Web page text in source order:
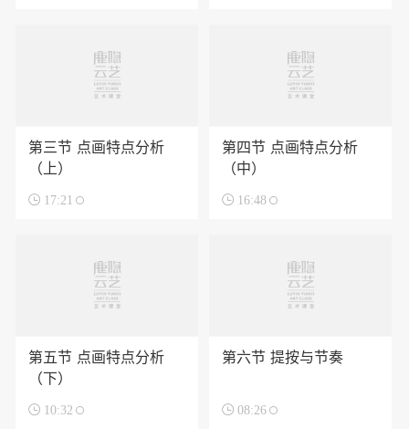
第三节 点画特点分析
（上）
 17:21
第四节 点画特点分析
（中）
 16:48
第五节 点画特点分析
（下）
 10:32
第六节 提按与节奏
 08:26